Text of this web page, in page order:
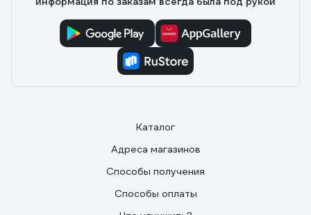
банки, масло по боковой трубочке наполняет мерную
ёмкость. 20 мл на 1 литр бензина. Выливаем масло из
мерной емкости в бензин. Закрываем, убираем в
темное место.
Каталог
Адреса магазинов
Способы получения
Способы оплаты